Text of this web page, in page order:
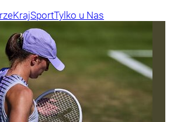
KrajSportTylko u Nas